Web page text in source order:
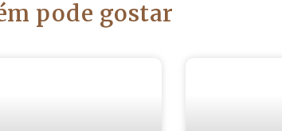
pode gostar